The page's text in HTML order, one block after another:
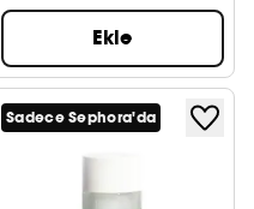
Ekle
Sadece Sephora'da